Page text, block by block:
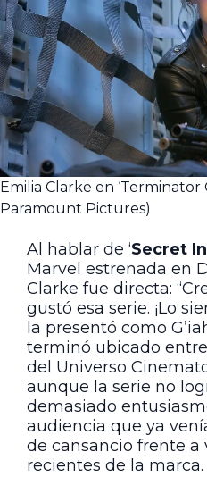
Emilia Clarke en ‘Terminator
Paramount Pictures)
Al hablar de ‘Secret
Marvel estrenada en
Clarke fue directa:
gustó esa serie. ¡Lo
la presentó como
terminó ubicado
del Universo
aunque la serie no
demasiado
audiencia que ya
de cansancio frente
recientes de la marca.